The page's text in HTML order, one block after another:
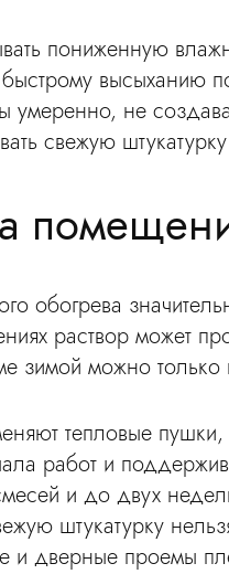
пониженную
высыханию
умеренно, не
свежую
обогрева
раствор может
зимой можно только
тепловые
работ и
и до двух
штукатурку
и дверные проемы